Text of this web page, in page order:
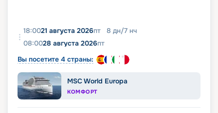
18:0021 августа 2026пт 8 дн/7 нч
08:0028 августа 2026пт
Вы посетите 4 страны:
MSC World Europa
КОМФОРТ